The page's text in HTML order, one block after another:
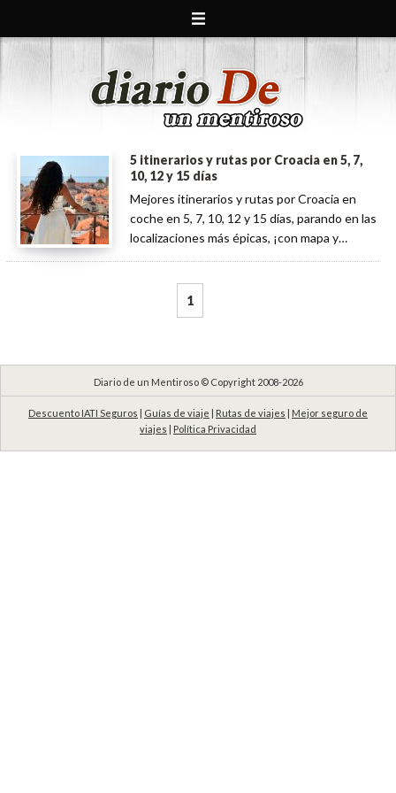
5 itinerarios y rutas por Croacia en 5, 7,
10, 12 y 15 días
Mejores itinerarios y rutas por Croacia en
coche en 5, 7, 10, 12 y 15 días, parando en las
localizaciones más épicas, ¡con mapa y
1
Diario de un Mentiroso © Copyright 2008-2026
Descuento IATI Seguros | Guías de viaje | Rutas de viajes | Mejor seguro de
viajes | Política Privacidad